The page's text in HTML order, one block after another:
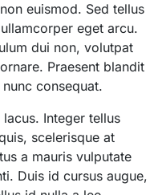
euismod. Sed tellus
eget arcu.
dui non, volutpat
Praesent blandit
consequat.
Integer tellus
scelerisque at
a mauris vulputate
Duis id cursus augue,